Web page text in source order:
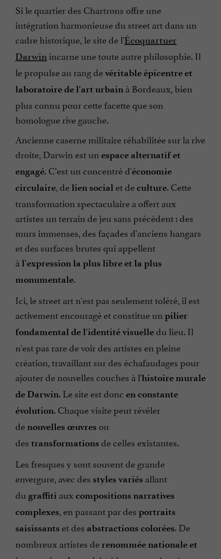
Si le quartier des Chartrons offre une
intégration harmonieuse du street art dans un
cadre historique, le site de l'Écoquartuer
Darwin incarne une toute autre philosophie. Il
le propulse au rang devéritable épicentre et
laboratoire de l'art urbain à Bordeaux, bien
plus connu pour cette facette que son
homologue rive gauche.
Ancienne caserne militaire réhabilitée sur la rive
droite, Darwin est un espace alternatif et
engagé. C’est un concentré d'économie
circulaire, delien social et deculture. Cette
transformation spectaculaire a offert aux
artistes un terrain de jeu sans précédent : des
murs immenses, des façades d'anciens hangars
et des surfaces brutes qui appellent
à l'expression la plus libre et la plus
monumentale.
Ici, le street art n'est pas seulement toléré, il est
activement encouragé et constitue un pilier
fondamental de l'identité visuelledu lieu. Il
n'est pas rare de voir des artistes en pleine
création, travaillant sur des échafaudages pour
ajouter de nouvelles couches à l'histoire murale
de Darwin. Le site est donc en constante
évolution. Chaque visite peut révéler
de nouvelles œuvres ou
des transformations de celles existantes.
Les fresques y sont souvent de grande
envergure, avec des styles variés allant
du graffiti aux compositions narratives
complexes, en passant par des portraits
saisissants et des abstractions colorées. De
nombreux artistes de renommée nationale et